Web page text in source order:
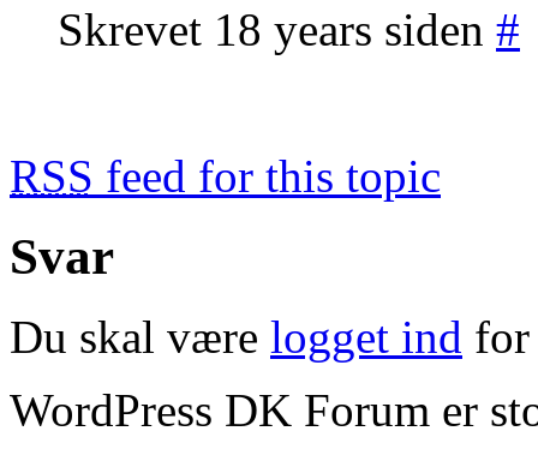
Skrevet 18 years siden #
RSS feed for this topic
Svar
Du skal være logget ind for
WordPress DK Forum er